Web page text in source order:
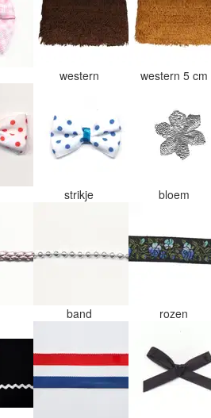
western western 5 cm
strikje bloem
band rozen